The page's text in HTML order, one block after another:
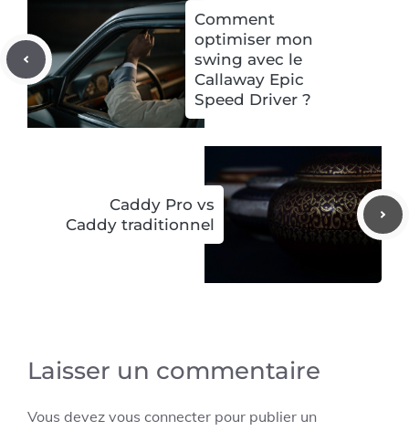
Comment
optimiser mon
swing avec le
Callaway Epic
Speed Driver ?
Caddy Pro vs
Caddy traditionnel
Laisser un commentaire
Vous devez vous connecter pour publier un